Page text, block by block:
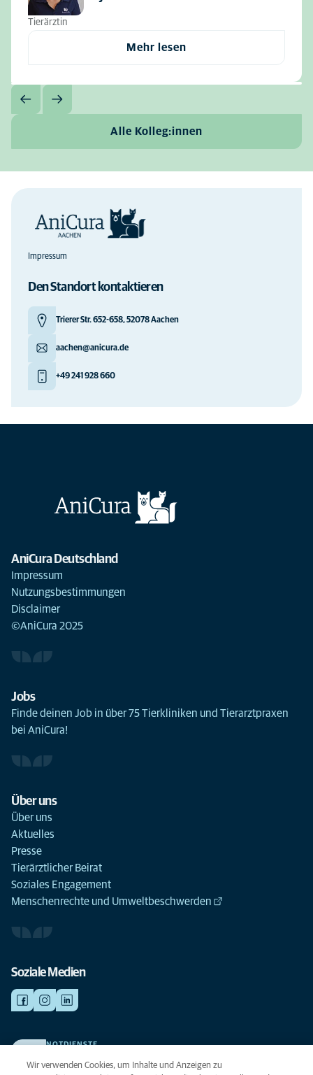
Tierärztin
Mehr lesen
Alle Kolleg:innen
Impressum
Den Standort kontaktieren
Trierer Str. 652-658, 52078 Aachen
aachen@anicura.de
+49 241 928 660
AniCura Deutschland
Impressum
Nutzungsbestimmungen
Disclaimer
©AniCura 2025
Jobs
Finde deinen Job in über 75 Tierkliniken und Tierarztpraxen
bei AniCura!
Über uns
Über uns
Aktuelles
Presse
Tierärztlicher Beirat
Soziales Engagement
Menschenrechte und Umweltbeschwerden
Soziale Medien
NOTDIENSTE
beste Versorgung verdient.
Wir verwenden Cookies, um Inhalte und Anzeigen zu